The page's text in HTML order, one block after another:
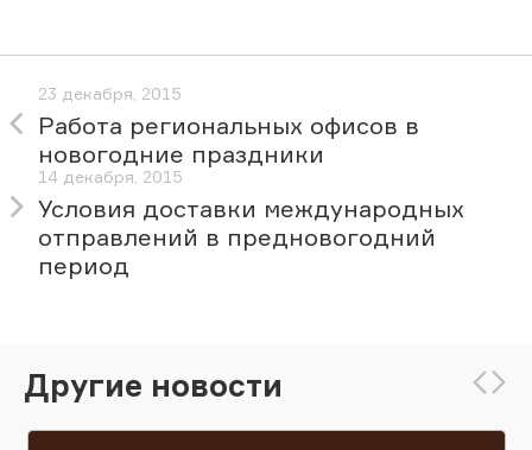
23 декабря, 2015
Работа региональных офисов в
новогодние праздники
14 декабря, 2015
Условия доставки международных
отправлений в предновогодний
период
Другие новости